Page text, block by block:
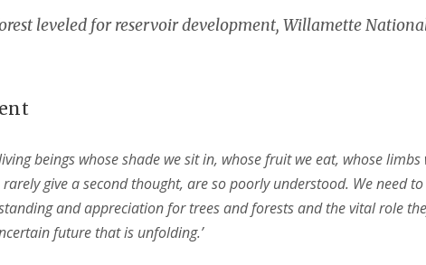
leveled for reservoir development, Willamette
beings whose shade we sit in, whose fruit we eat, whose
give a second thought, are so poorly understood. We need
and appreciation for trees and forests and the vital role
future that is unfolding.’